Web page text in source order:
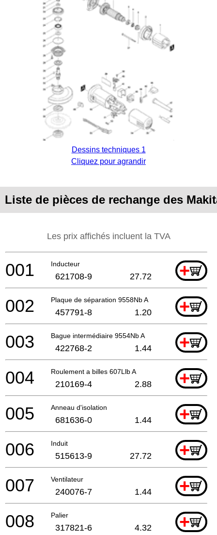
Dessins techniques 1
Cliquez pour agrandir
Liste de pièces de rechange des
Les prix affichés incluent la TVA
Inducteur +
001 621708-9 27.72
Plaque de séparation 9558Nb A +
002 457791-8 1.20
Bague intermédiaire 9554Nb A +
003 422768-2 1.44
Roulement a billes 607Llb A +
004 210169-4 2.88
Anneau d'isolation +
005 681636-0 1.44
Induit +
006 515613-9 27.72
Ventilateur +
007 240076-7 1.44
Palier +
008 317821-6 4.32